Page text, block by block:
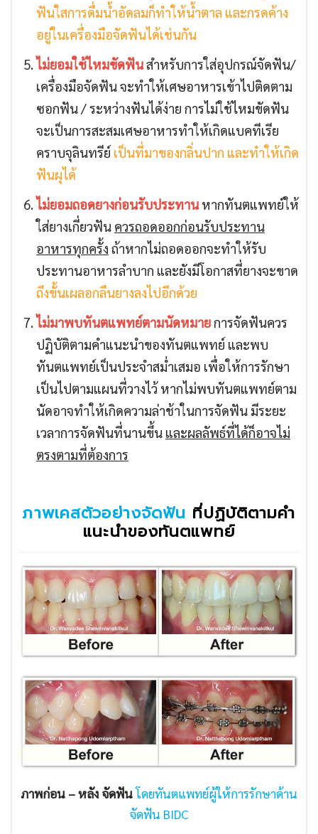
ฟันใสการดื่มน้ำอัดลมก็ทำให้น้ำตาล และกรดค้าง
อยู่ในเครื่องมือจัดฟันได้เช่นกัน
ไม่ยอมใช้ไหมขัดฟันสำหรับการใส่อุปกรณ์จัดฟัน/
เครื่องมือจัดฟัน จะทำให้เศษอาหารเข้าไปติดตาม
ซอกฟัน / ระหว่างฟันได้ง่าย การไม่ใช้ไหมขัดฟัน
จะเป็นการสะสมเศษอาหารทำให้เกิดแบคทีเรีย
คราบจุลินทรีย์ เป็นที่มาของกลิ่นปาก และทำให้เกิด
ฟันผุได้
ไม่ยอมถอดยางก่อนรับประทานหากทันตแพทย์ให้
ใส่ยางเกี่ยวฟัน ควรถอดออกก่อนรับประทาน
อาหารทุกครั้ง ถ้าหากไม่ถอดออกจะทำให้รับ
ประทานอาหารลำบาก และยังมีโอกาสที่ยางจะขาด
ถึงขั้นเผลอกลืนยางลงไปอีกด้วย
ไม่มาพบทันตแพทย์ตามนัดหมายการจัดฟันควร
ปฏิบัติตามคำแนะนำของทันตแพทย์ และพบ
ทันตแพทย์เป็นประจำสม่ำเสมอ เพื่อให้การรักษา
เป็นไปตามแผนที่วางไว้ หากไม่พบทันตแพทย์ตาม
นัดอาจทำให้เกิดความล่าช้าในการจัดฟัน มีระยะ
เวลาการจัดฟันที่นานขึ้น และผลลัพธ์ที่ได้ก็อาจไม่
ตรงตามที่ต้องการ
ภาพเคสตัวอย่างจัดฟัน ที่ปฏิบัติตามคำ
แนะนำของทันตแพทย์
ภาพก่อน – หลัง จัดฟันโดยทันตแพทย์ผู้ให้การรักษาด้าน
จัดฟัน BIDC